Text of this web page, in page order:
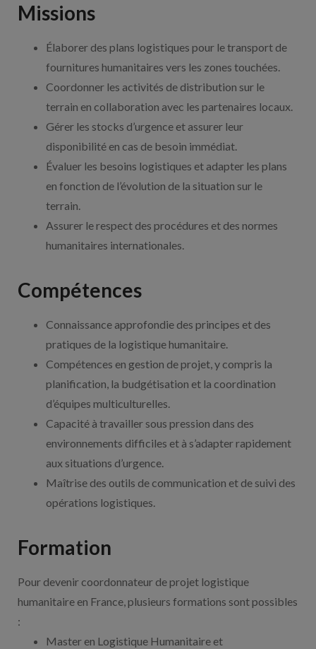
Missions
Élaborer des plans logistiques pour le transport de
fournitures humanitaires vers les zones touchées.
Coordonner les activités de distribution sur le
terrain en collaboration avec les partenaires locaux.
Gérer les stocks d’urgence et assurer leur
disponibilité en cas de besoin immédiat.
Évaluer les besoins logistiques et adapter les plans
en fonction de l’évolution de la situation sur le
terrain.
Assurer le respect des procédures et des normes
humanitaires internationales.
Compétences
Connaissance approfondie des principes et des
pratiques de la logistique humanitaire.
Compétences en gestion de projet, y compris la
planification, la budgétisation et la coordination
d’équipes multiculturelles.
Capacité à travailler sous pression dans des
environnements difficiles et à s’adapter rapidement
aux situations d’urgence.
Maîtrise des outils de communication et de suivi des
opérations logistiques.
Formation
Pour devenir coordonnateur de projet logistique
humanitaire en France, plusieurs formations sont possibles
:
Master en Logistique Humanitaire et